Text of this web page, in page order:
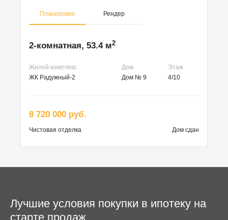
Планировка Рендер
2-комнатная, 53.4 м2
Жилой комплекс Дом
Этаж
ЖК Радужный-2
Дом № 9 4/10
8 720 000 руб.
Чистовая отделка Дом сдан
Лучшие условия покупки в ипотеку на
старте продаж